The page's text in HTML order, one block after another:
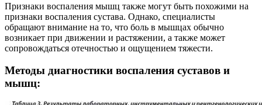
Признаки воспаления мышц также могут быть похожими на
признаки воспаления сустава. Однако, специалисты
обращают внимание на то, что боль в мышцах обычно
возникает при движении и растяжении, а также может
сопровождаться отечностью и ощущением тяжести.
Методы диагностики воспаления суставов и
мышц: